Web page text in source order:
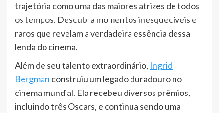
trajetória como uma das maiores atrizes de todos
os tempos. Descubra momentos inesquecíveis e
raros que revelam a verdadeira essência dessa
lenda do cinema.
Além de seu talento extraordinário, Ingrid
Bergman construiu um legado duradouro no
cinema mundial. Ela recebeu diversos prêmios,
incluindo três Oscars, e continua sendo uma